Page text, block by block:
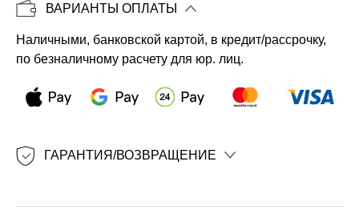
ВАРИАНТЫ ОПЛАТЫ
Наличными, банковской картой, в кредит/рассрочку,
по безналичному расчету для юр. лиц.
ГАРАНТИЯ/ВОЗВРАЩЕНИЕ